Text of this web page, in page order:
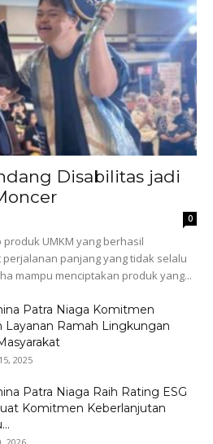
Disabilitas jadi
0
produk UMKM yang berhasil
panjang yang tidak selalu
mampu menciptakan produk yang...
Patra Niaga Komitmen
Layanan Ramah Lingkungan
2025
Patra Niaga Raih Rating ESG
Komitmen Keberlanjutan